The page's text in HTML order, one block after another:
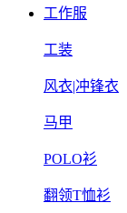
工作服
工装
风衣|冲锋衣
马甲
POLO衫
翻领T恤衫